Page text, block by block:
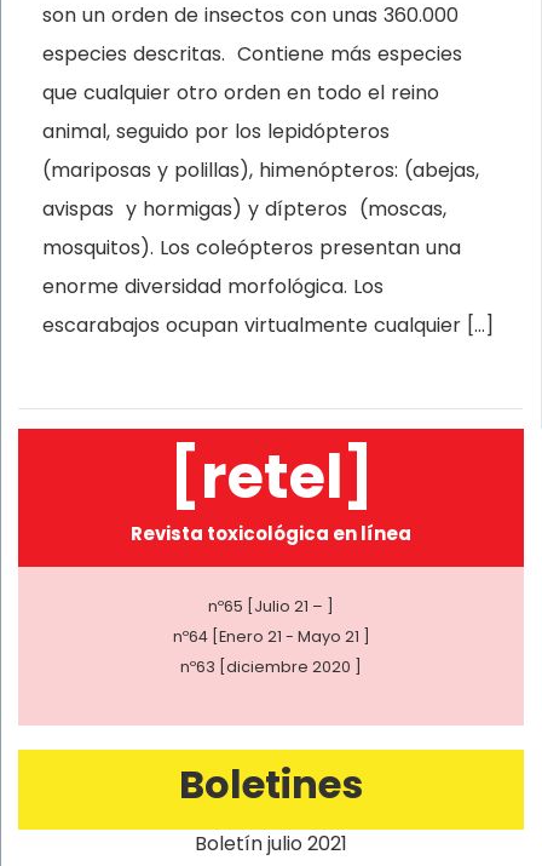
son un orden de insectos con unas 360.000
especies descritas. Contiene más especies
que cualquier otro orden en todo el reino
animal, seguido por los lepidópteros
(mariposas y polillas), himenópteros: (abejas,
avispas y hormigas) y dípteros (moscas,
mosquitos). Los coleópteros presentan una
enorme diversidad morfológica. Los
escarabajos ocupan virtualmente cualquier […]
[retel]
Revista toxicológica en línea
nº65 [Julio 21 – ]
nº64 [Enero 21 - Mayo 21 ]
nº63 [diciembre 2020 ]
Boletines
Boletín julio 2021